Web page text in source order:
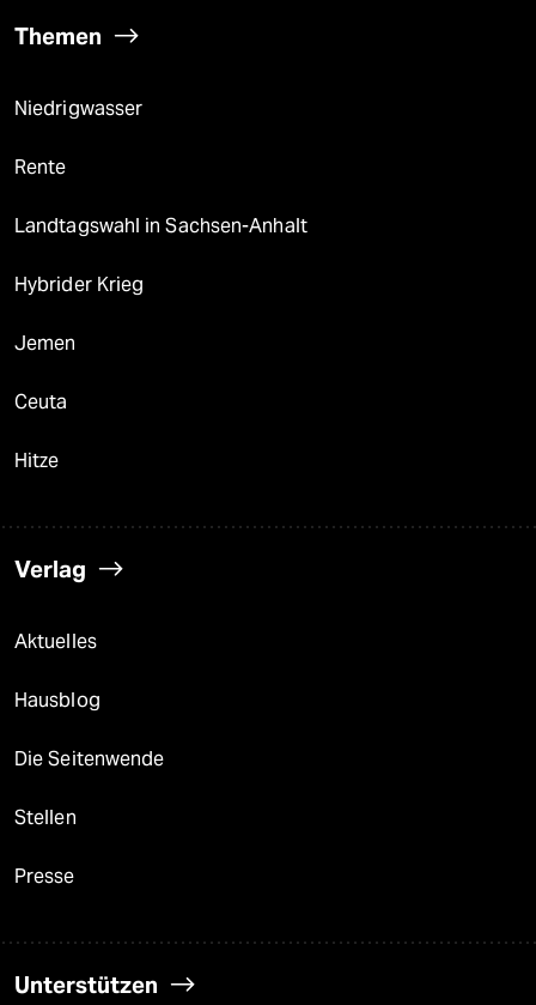
Themen
Niedrigwasser
Rente
Landtagswahl in Sachsen-Anhalt
Hybrider Krieg
Jemen
Ceuta
Hitze
Verlag
Aktuelles
Hausblog
Die Seitenwende
Stellen
Presse
Unterstützen